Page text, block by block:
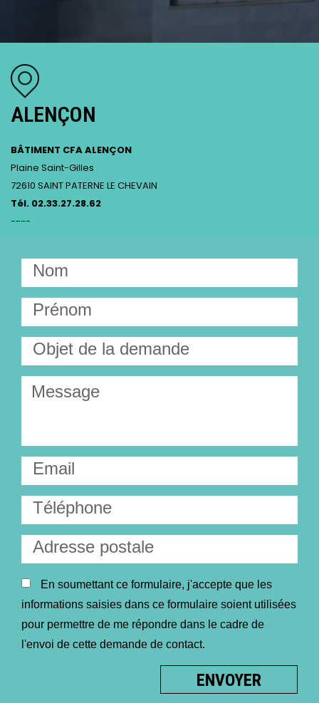
ALENÇON
BÂTIMENT CFA ALENÇON
Plaine Saint-Gilles
72610 SAINT PATERNE LE CHEVAIN
Tél. 02.33.27.28.62
----
En soumettant ce formulaire, j'accepte que les
informations saisies dans ce formulaire soient utilisées
pour permettre de me répondre dans le cadre de
l'envoi de cette demande de contact.
ENVOYER